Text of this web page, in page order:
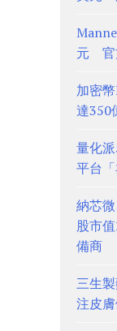
元 官
加密
達350
量化
平台
納芯
股市
備商
三生
注皮